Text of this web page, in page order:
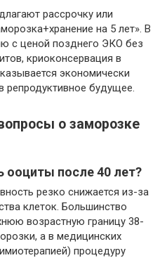
рассрочку или
на 5 лет». В
с ценой позднего ЭКО без
криоконсервация в
экономически
репродуктивное будущее.
о заморозке
после 40 лет?
резко снижается из-за
клеток. Большинство
возрастную границу 38-
а в медицинских
процедуру